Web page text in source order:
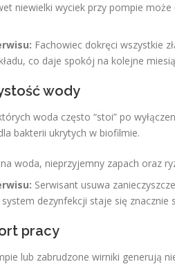
niewielki wyciek przy pompie
Fachowiec dokręci wszystkie
co daje spokój na kolejne
wody
woda często “stoi” po
bakterii ukrytych w biofilmie.
woda, nieprzyjemny zapach oraz
Serwisant usuwa
dezynfekcji staje się znacznie
pracy
lub zabrudzone wirniki generują